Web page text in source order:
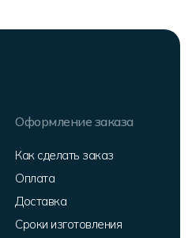
Оформление заказа
Как сделать заказ
Оплата
Доставка
Сроки изготовления